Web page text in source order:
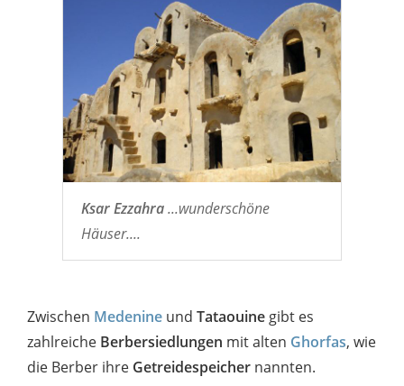
Ksar Ezzahra...wunderschöne
Häuser....
Zwischen Medenine und Tataouine gibt es
zahlreiche Berbersiedlungen mit alten Ghorfas, wie
die Berber ihre Getreidespeicher nannten.